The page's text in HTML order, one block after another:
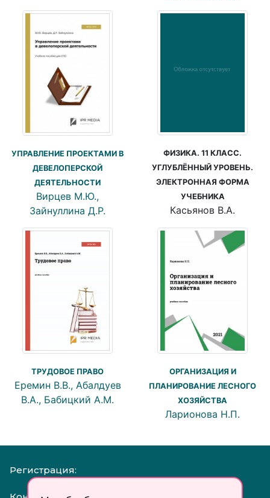
УПРАВЛЕНИЕ ПРОЕКТАМИ В
ДЕВЕЛОПЕРСКОЙ
ДЕЯТЕЛЬНОСТИ
Вирцев М.Ю.,
Зайнуллина Д.Р.
ФИЗИКА. 11 КЛАСС.
УГЛУБЛЁННЫЙ УРОВЕНЬ.
ЭЛЕКТРОННАЯ ФОРМА
УЧЕБНИКА
Касьянов В.А.
ТРУДОВОЕ ПРАВО
Еремин В.В., Абалдуев
В.А., Бабицкий А.М.
ОРГАНИЗАЦИЯ И
ПЛАНИРОВАНИЕ ЛЕСНОГО
ХОЗЯЙСТВА
Ларионова Н.П.
Регистрация: